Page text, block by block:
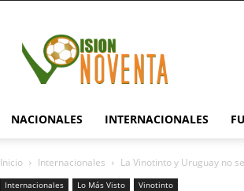
NACIONALES INTERNACIONALES
Inicio Internacionales La Vinotinto y Uruguay no
Internacionales Lo Más Visto Vinotinto